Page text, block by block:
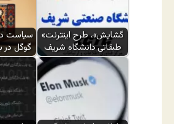
سیاست
گوگل در
«گشایش»، طرح اینترنت
طبقاتی دانشگاه شریف